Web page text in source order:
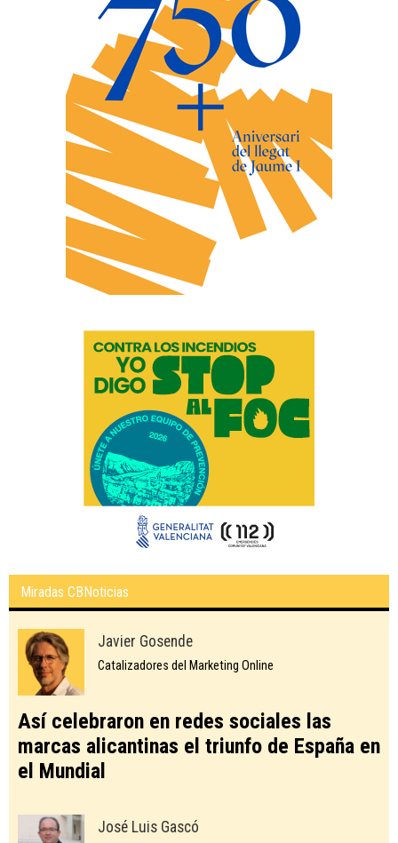
Miradas CBNoticias
Javier Gosende
Catalizadores del Marketing Online
Así celebraron en redes sociales las
marcas alicantinas el triunfo de España en
el Mundial
José Luis Gascó